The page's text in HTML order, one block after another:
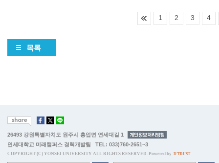
1 2 3 4
목록
26493 강원특별자치도 원주시 흥업면 연세대길 1
연세대학교 미래캠퍼스 경력개발팀 TEL: 033)760-2651~3
COPYRIGHT (C) YONSEI UNIVERSITY ALL RIGHTS RESERVED. Powered by D'TRUST